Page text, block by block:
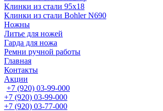
Клинки из стали 95х18
Клинки из стали Bohler N690
Ножны
Литье для ножей
Гарда для ножа
Ремни ручной работы
Главная
Контакты
Акции
+7 (920) 03-99-000
+7 (920) 03-99-000
+7 (920) 03-77-000